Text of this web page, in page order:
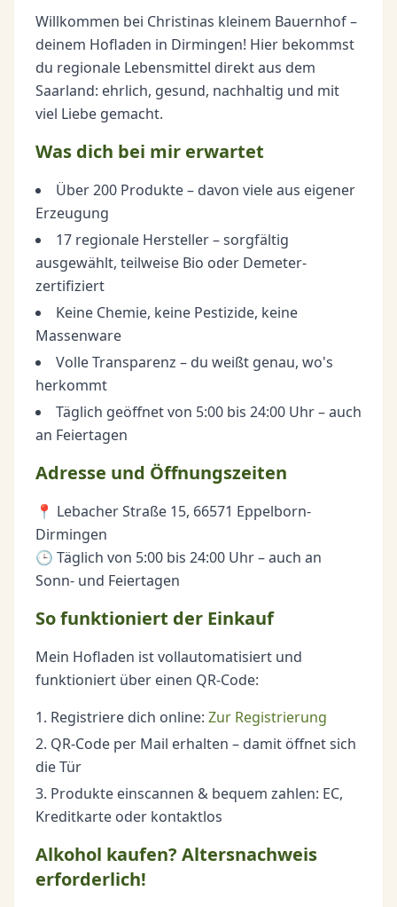
Willkommen bei Christinas kleinem Bauernhof –
deinem Hofladen in Dirmingen! Hier bekommst
du regionale Lebensmittel direkt aus dem
Saarland: ehrlich, gesund, nachhaltig und mit
viel Liebe gemacht.
Was dich bei mir erwartet
Über 200 Produkte – davon viele aus eigener
Erzeugung
17 regionale Hersteller – sorgfältig
ausgewählt, teilweise Bio oder Demeter-
zertifiziert
Keine Chemie, keine Pestizide, keine
Massenware
Volle Transparenz – du weißt genau, wo's
herkommt
Täglich geöffnet von 5:00 bis 24:00 Uhr – auch
an Feiertagen
Adresse und Öffnungszeiten
📍 Lebacher Straße 15, 66571 Eppelborn-
Dirmingen
🕒 Täglich von 5:00 bis 24:00 Uhr – auch an
Sonn- und Feiertagen
So funktioniert der Einkauf
Mein Hofladen ist vollautomatisiert und
funktioniert über einen QR-Code:
Registriere dich online: Zur Registrierung
QR-Code per Mail erhalten – damit öffnet sich
die Tür
Produkte einscannen & bequem zahlen: EC,
Kreditkarte oder kontaktlos
Alkohol kaufen? Altersnachweis
erforderlich!